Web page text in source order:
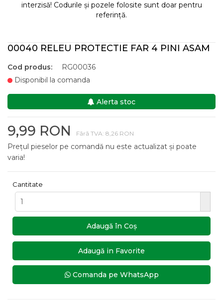
interzisă! Codurile și pozele folosite sunt doar pentru
referință.
00040 RELEU PROTECTIE FAR 4 PINI ASAM
Cod produs:
RG00036
Disponibil la comanda
Alerta stoc
9,99 RON Fără TVA: 8,26 RON
Prețul pieselor pe comandă nu este actualizat și poate
varia!
Cantitate
Adaugă în Coş
Adaugă in Favorite
Comanda pe WhatsApp